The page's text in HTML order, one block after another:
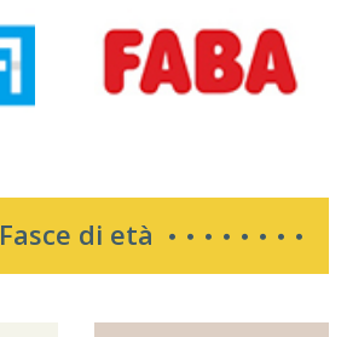
Fasce di età